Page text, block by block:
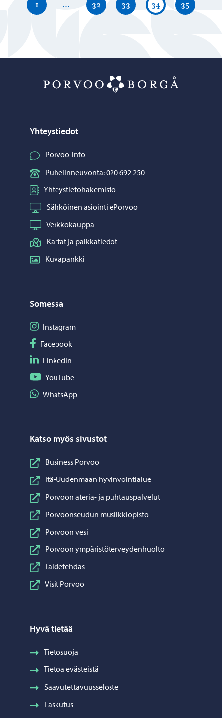
1 … 32 33 34 35
Yhteystiedot
Porvoo-info
Puhelinneuvonta: 020 692 250
Yhteystietohakemisto
Sähköinen asiointi ePorvoo
Verkkokauppa
Kartat ja paikkatiedot
Kuvapankki
Somessa
Seuraa Instagram
Instagram
Seuraa Facebook
Facebook
Seuraa LinkedIn
LinkedIn
Seuraa YouTube
YouTube
Jaa WhatsApp
WhatsApp
Katso myös sivustot
Business Porvoo
Itä-Uudenmaan hyvinvointialue
Porvoon ateria- ja puhtauspalvelut
Porvoonseudun musiikkiopisto
Porvoon vesi
Porvoon ympäristöterveydenhuolto
Taidetehdas
Visit Porvoo
Hyvä tietää
Tietosuoja
Tietoa evästeistä
Saavutettavuusseloste
Laskutus